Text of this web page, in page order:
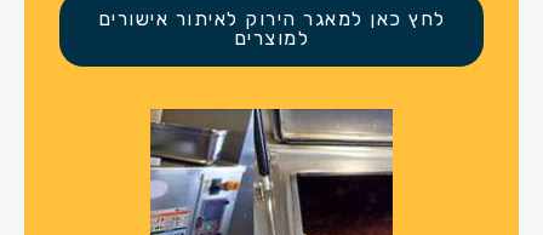
לחץ כאן למאגר הירוק לאיתור אישורים
למוצרים